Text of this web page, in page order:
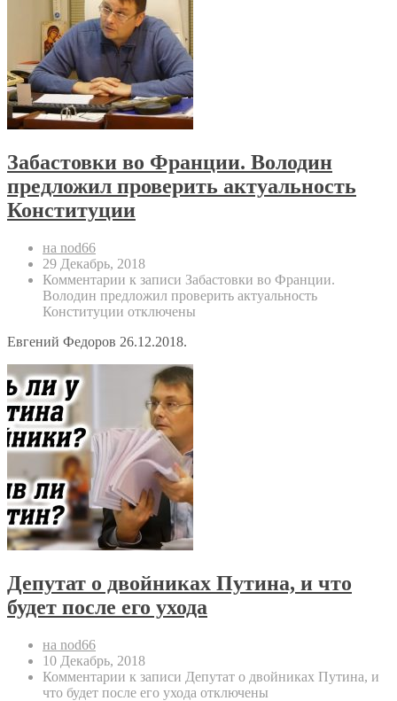
Забастовки во Франции. Володин
предложил проверить актуальность
Конституции
на nod66
29 Декабрь, 2018
Комментарии к записи Забастовки во Франции.
Володин предложил проверить актуальность
Конституции отключены
Евгений Федоров 26.12.2018.
Депутат о двойниках Путина, и что
будет после его ухода
на nod66
10 Декабрь, 2018
Комментарии к записи Депутат о двойниках Путина, и
что будет после его ухода отключены